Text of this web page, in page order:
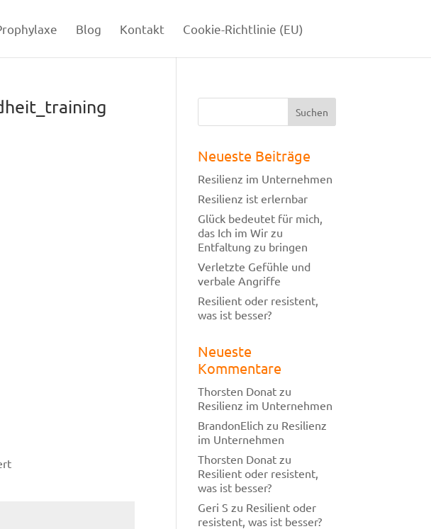
Blog Kontakt Cookie-Richtlinie (EU)
Neueste Beiträge
Resilienz im Unternehmen
Resilienz ist erlernbar
Glück bedeutet für mich,
das Ich im Wir zu
Entfaltung zu bringen
Verletzte Gefühle und
verbale Angriffe
Resilient oder resistent,
was ist besser?
Neueste
Kommentare
Thorsten Donat zu
Resilienz im Unternehmen
BrandonElich zu Resilienz
im Unternehmen
Thorsten Donat zu
Resilient oder resistent,
was ist besser?
Geri S zu Resilient oder
resistent, was ist besser?